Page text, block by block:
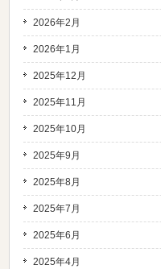
2026年2月
2026年1月
2025年12月
2025年11月
2025年10月
2025年9月
2025年8月
2025年7月
2025年6月
2025年4月